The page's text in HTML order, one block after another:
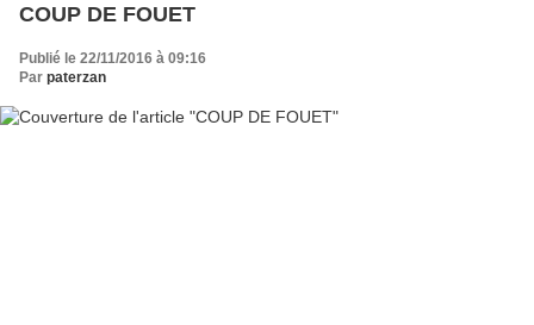
COUP DE FOUET
Publié le 22/11/2016 à 09:16
Par paterzan